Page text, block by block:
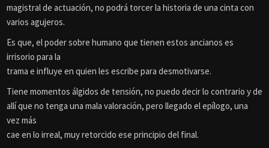
magistral de actuación, no podrá torcer la historia de una cinta con
varios agujeros.
Es que, el poder sobre humano que tienen estos ancianos es
irrisorio para la
trama e influye en quien les escribe para desmotivarse.
Tiene momentos álgidos de tensión, no puedo decir lo contrario y de
allí que no tenga una mala valoración, pero llegado el epílogo, una
vez más
cae en lo irreal, muy retorcido ese principio del final.